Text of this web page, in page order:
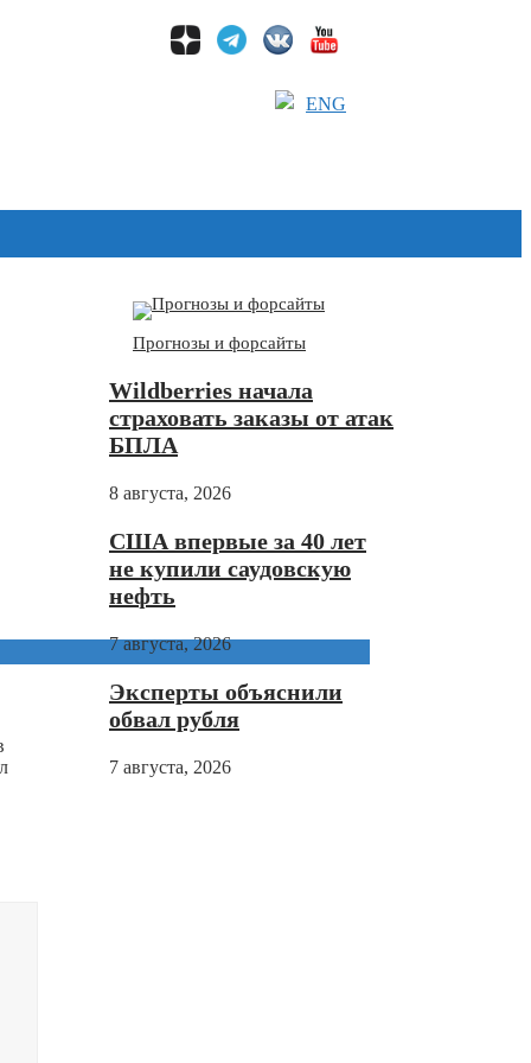
ENG
Прогнозы и форсайты
Wildberries начала
страховать заказы от атак
БПЛА
8 августа, 2026
США впервые за 40 лет
не купили саудовскую
нефть
7 августа, 2026
Эксперты объяснили
обвал рубля
7 августа, 2026